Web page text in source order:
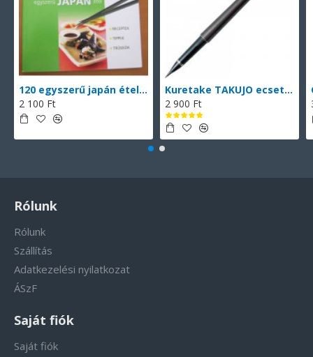
120 egyszerű japán étel (magyarul)
2 100 Ft
Kuretake TAKUJO ecsettoll No. 8 (DP150-8B), vékony hegyű ecsettoll, fekete tinta, 2 db cserélhető patronnal
2 900 Ft
Rólunk
Rólunk
Szállítás
Adatkezelési nyilatkozat
ÁSzF
Saját fiók
Saját fiók